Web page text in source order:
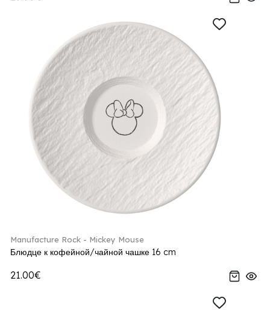
Manufacture Rock - Mickey Mouse
Блюдце к кофейной/чайной чашке 16 cm
21.00€